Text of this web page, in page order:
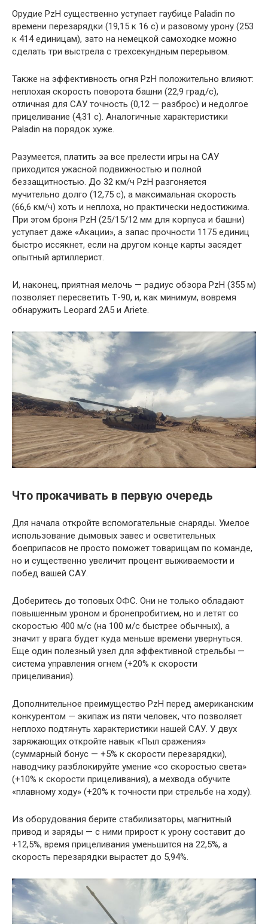
Орудие PzH существенно уступает гаубице Paladin по
времени перезарядки (19,15 к 16 с) и разовому урону (253
к 414 единицам), зато на немецкой самоходке можно
сделать три выстрела с трехсекундным перерывом.
Также на эффективность огня PzH положительно влияют:
неплохая скорость поворота башни (22,9 град/с),
отличная для САУ точность (0,12 — разброс) и недолгое
прицеливание (4,31 с). Аналогичные характеристики
Paladin на порядок хуже.
Разумеется, платить за все прелести игры на САУ
приходится ужасной подвижностью и полной
беззащитностью. До 32 км/ч PzH разгоняется
мучительно долго (12,75 с), а максимальная скорость
(66,6 км/ч) хоть и неплоха, но практически недостижима.
При этом броня PzH (25/15/12 мм для корпуса и башни)
уступает даже «Акации», а запас прочности 1175 единиц
быстро иссякнет, если на другом конце карты засядет
опытный артиллерист.
И, наконец, приятная мелочь — радиус обзора PzH (355 м)
позволяет пересветить Т-90, и, как минимум, вовремя
обнаружить Leopard 2A5 и Ariete.
Что прокачивать в первую очередь
Для начала откройте вспомогательные снаряды. Умелое
использование дымовых завес и осветительных
боеприпасов не просто поможет товарищам по команде,
но и существенно увеличит процент выживаемости и
побед вашей САУ.
Доберитесь до топовых ОФС. Они не только обладают
повышенным уроном и бронепробитием, но и летят со
скоростью 400 м/с (на 100 м/с быстрее обычных), а
значит у врага будет куда меньше времени увернуться.
Еще один полезный узел для эффективной стрельбы —
система управления огнем (+20% к скорости
прицеливания).
Дополнительное преимущество PzH перед американским
конкурентом — экипаж из пяти человек, что позволяет
неплохо подтянуть характеристики нашей САУ. У двух
заряжающих откройте навык «Пыл сражения»
(суммарный бонус — +5% к скорости перезарядки),
наводчику разблокируйте умение «со скоростью света»
(+10% к скорости прицеливания), а мехвода обучите
«плавному ходу» (+20% к точности при стрельбе на ходу).
Из оборудования берите стабилизаторы, магнитный
привод и заряды — с ними прирост к урону составит до
+12,5%, время прицеливания уменьшится на 22,5%, а
скорость перезарядки вырастет до 5,94%.